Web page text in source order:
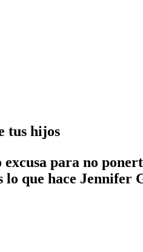
tus hijos
excusa para no
lo que hace Jennifer